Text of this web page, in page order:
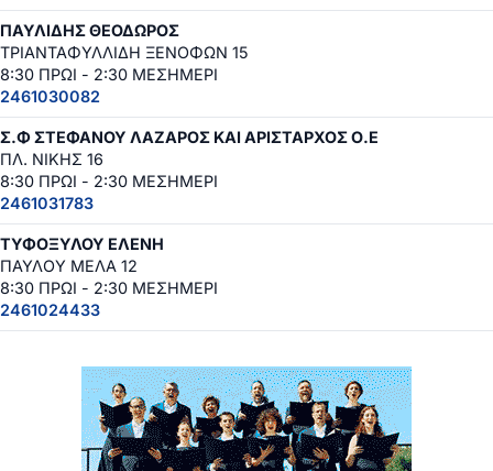
ΠΑΥΛΙΔΗΣ ΘΕΟΔΩΡΟΣ
ΤΡΙΑΝΤΑΦΥΛΛΙΔΗ ΞΕΝΟΦΩΝ 15
8:30 ΠΡΩΙ - 2:30 ΜΕΣΗΜΕΡΙ
2461030082
Σ.Φ ΣΤΕΦΑΝΟΥ ΛΑΖΑΡΟΣ ΚΑΙ ΑΡΙΣΤΑΡΧΟΣ Ο.Ε
ΠΛ. ΝΙΚΗΣ 16
8:30 ΠΡΩΙ - 2:30 ΜΕΣΗΜΕΡΙ
2461031783
ΤΥΦΟΞΥΛΟΥ ΕΛΕΝΗ
ΠΑΥΛΟΥ ΜΕΛΑ 12
8:30 ΠΡΩΙ - 2:30 ΜΕΣΗΜΕΡΙ
2461024433